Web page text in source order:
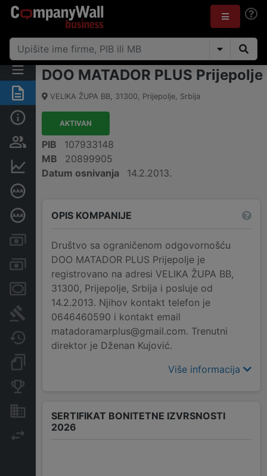
Rezime
Vlasnička struktura
Dubinska bonitetna ocena
Kreditni limit kompanije
Računi i blokade
Menice i zaloge
Sudski sporovi
Javne nabavke
Nekretnine i imovina
DOO MATADOR PLUS Prijepolje
VELIKA ŽUPA BB, 31300, Prijepolje, Srbija
AKTIVAN
PIB
107933148
MB
20899905
Datum osnivanja
14.2.2013.
OPIS KOMPANIJE
Društvo sa ograničenom odgovornošću
DOO MATADOR PLUS Prijepolje je
registrovano na adresi VELIKA ŽUPA BB,
31300, Prijepolje, Srbija i posluje od
14.2.2013. Njihov kontakt telefon je
0646460590 i kontakt email
matadoramarplus@gmail.com. Trenutni
direktor je Dženan Kujović.
Više informacija
SERTIFIKAT BONITETNE IZVRSNOSTI
2026